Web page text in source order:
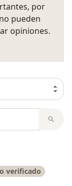
por
pueden
opiniones.
verificado